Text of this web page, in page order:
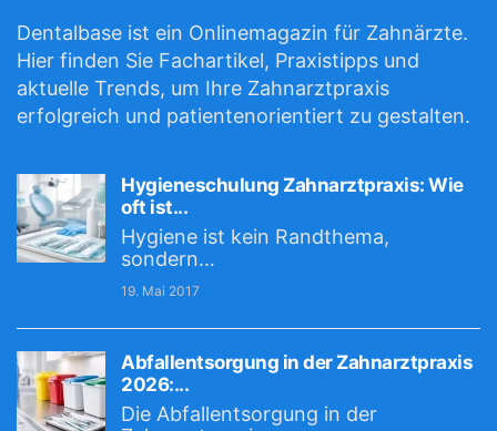
Dentalbase ist ein Onlinemagazin für Zahnärzte.
Hier finden Sie Fachartikel, Praxistipps und
aktuelle Trends, um Ihre Zahnarztpraxis
erfolgreich und patientenorientiert zu gestalten.
Hygieneschulung Zahnarztpraxis: Wie
oft ist...
Hygiene ist kein Randthema,
sondern…
19. Mai 2017
Abfallentsorgung in der Zahnarztpraxis
2026:...
Die Abfallentsorgung in der